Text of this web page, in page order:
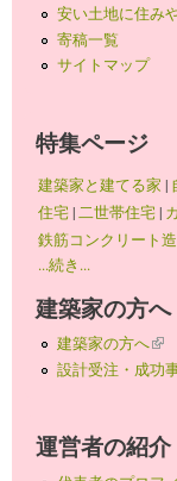
安い土地に住み
寄稿一覧
サイトマップ
特集ページ
建築家と建てる家 |
住宅| 二世帯住宅|
鉄筋コンクリート造
...続き...
建築家の方へ
建築家の方へ
設計受注・成功
運営者の紹介